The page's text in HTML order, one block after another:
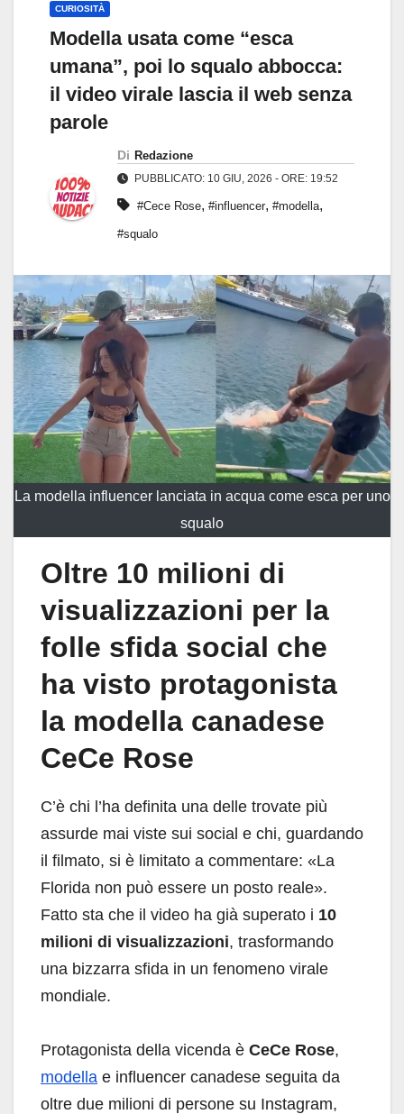
CURIOSITÀ
Modella usata come “esca
umana”, poi lo squalo abbocca:
il video virale lascia il web senza
parole
Di Redazione
PUBBLICATO: 10 GIU, 2026 - ORE: 19:52
#Cece Rose, #influencer, #modella,
#squalo
La modella influencer lanciata in acqua come esca per uno
squalo
Oltre 10 milioni di
visualizzazioni per la
folle sfida social che
ha visto protagonista
la modella canadese
CeCe Rose
C’è chi l’ha definita una delle trovate più
assurde mai viste sui social e chi, guardando
il filmato, si è limitato a commentare: «La
Florida non può essere un posto reale».
Fatto sta che il video ha già superato i 10
milioni di visualizzazioni, trasformando
una bizzarra sfida in un fenomeno virale
mondiale.
Protagonista della vicenda è CeCe Rose,
modella e influencer canadese seguita da
oltre due milioni di persone su Instagram,